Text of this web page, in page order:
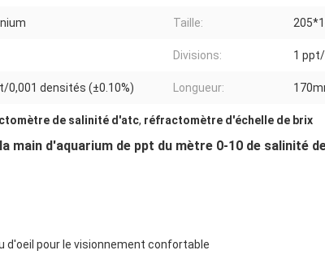
Taille:
Divisions: 1
0,001 densités (±0.10%) Longueur:
de salinité d'atc, réfractomètre d'échelle de brix
main d'aquarium de ppt du mètre 0-10 de salinité de
d'oeil pour le visionnement confortable